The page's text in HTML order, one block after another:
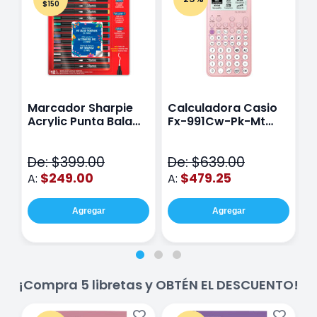
$150
Marcador Sharpie
Acrylic Punta Bala
De: $399.00
A: $249.00
Agregar
Calculadora Casio
Fx-991Cw-Pk-Mt
De: $639.00
A: $479.25
Agregar
¡Compra 5 libretas y OBTÉN EL DESCUENTO!